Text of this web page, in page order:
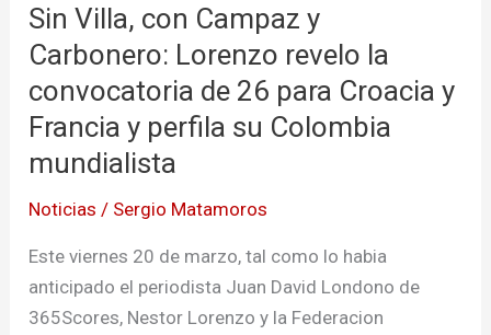
Sin Villa, con Campaz y
Carbonero: Lorenzo revelo la
convocatoria de 26 para Croacia y
Francia y perfila su Colombia
mundialista
Noticias / Sergio Matamoros
Este viernes 20 de marzo, tal como lo habia
anticipado el periodista Juan David Londono de
365Scores, Nestor Lorenzo y la Federacion
la
convocatoria
26
para
Croacia
y
y
perfila
su